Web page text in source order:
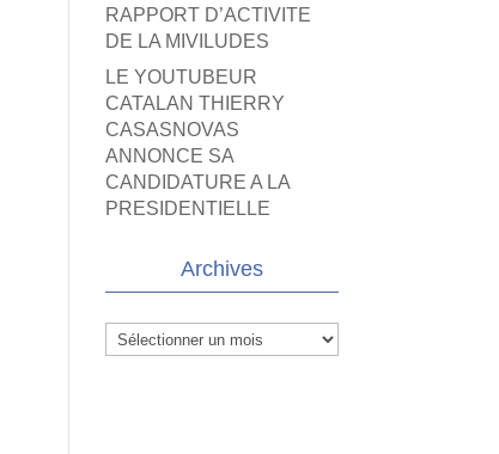
RAPPORT D’ACTIVITE
DE LA MIVILUDES
LE YOUTUBEUR
CATALAN THIERRY
CASASNOVAS
ANNONCE SA
CANDIDATURE A LA
PRESIDENTIELLE
Archives
Archives